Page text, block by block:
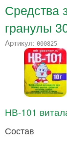
Средства
гранулы
Артикул: 000825
НВ-101
Состав